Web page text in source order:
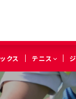
亀有
（葛飾区）
クス テニス